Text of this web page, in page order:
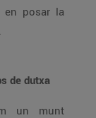
posar la
de dutxa
un munt